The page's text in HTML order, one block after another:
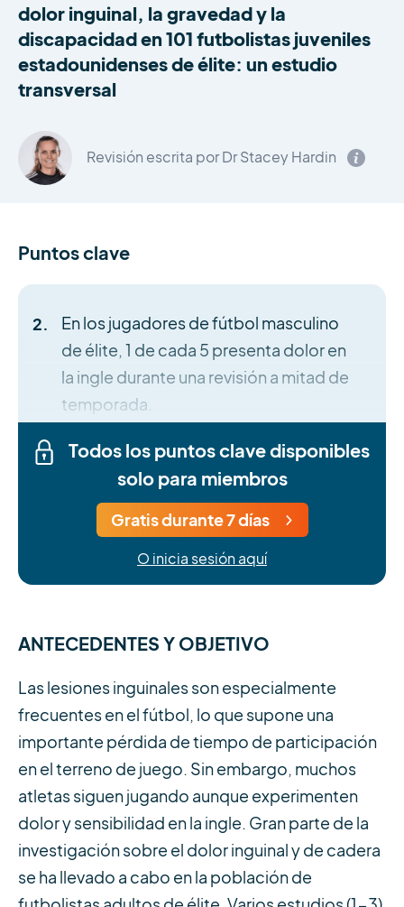
dolor inguinal, la gravedad y la
discapacidad en 101 futbolistas juveniles
estadounidenses de élite: un estudio
transversal
Revisión escrita por Dr Stacey Hardin
Puntos clave
En los jugadores de fútbol masculino
de élite, 1 de cada 5 presenta dolor en
la ingle durante una revisión a mitad de
temporada.
Todos los puntos clave disponibles
solo para miembros
Gratis durante 7 días
O inicia sesión aquí
ANTECEDENTES Y OBJETIVO
Las lesiones inguinales son especialmente
frecuentes en el fútbol, lo que supone una
importante pérdida de tiempo de participación
en el terreno de juego. Sin embargo, muchos
atletas siguen jugando aunque experimenten
dolor y sensibilidad en la ingle. Gran parte de la
investigación sobre el dolor inguinal y de cadera
se ha llevado a cabo en la población de